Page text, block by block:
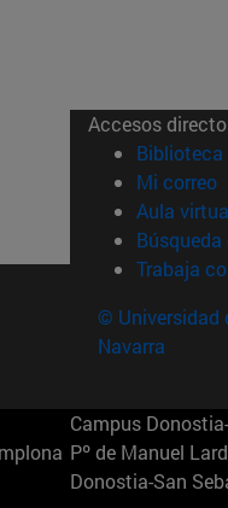
Accesos
Biblioteca
Mi correo
Aula
Trabaja
© Universidad
Navarra
Campus
Pº de Manuel
Donostia-San